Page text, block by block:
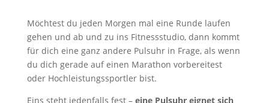
Möchtest du jeden Morgen mal eine Runde laufen
gehen und ab und zu ins Fitnessstudio, dann kommt
für dich eine ganz andere Pulsuhr in Frage, als wenn
du dich gerade auf einen Marathon vorbereitest
oder Hochleistungssportler bist.
Eins steht jedenfalls fest – eine Pulsuhr eignet sich